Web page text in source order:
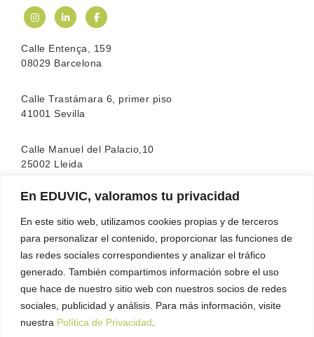
En EDUVIC, valoramos tu privacidad
En este sitio web, utilizamos cookies propias y de terceros
para personalizar el contenido, proporcionar las funciones de
las redes sociales correspondientes y analizar el tráfico
generado. También compartimos información sobre el uso
que hace de nuestro sitio web con nuestros socios de redes
sociales, publicidad y análisis. Para más información, visite
nuestra Política de Privacidad
Calle Entença, 159
08029 Barcelona
Calle Trastámara 6, primer piso
41001 Sevilla
Calle Manuel del Palacio,10
25002 Lleida
La escuela cuenta con la acreditación de laFEATF